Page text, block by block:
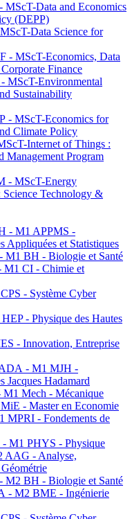
MScT-Data and Economics
(DEPP)
Data Science for
- MScT-Economics, Data
Finance
MScT-Environmental
Sustainability
- MScT-Economics for
Climate Policy
Internet of Things :
Management Program
- MScT-Energy
Technology &
- M1 APPMS -
Appliquées et Statistiques
BH - Biologie et Santé
CI - Chimie et
- Système Cyber
- Physique des Hautes
- Innovation, Entreprise
- M1 MJH -
Jacques Hadamard
Mech - Mécanique
- Master en Economie
MPRI - Fondements de
M1 PHYS - Physique
- Analyse,
BH - Biologie et Santé
- M2 BME - Ingénierie